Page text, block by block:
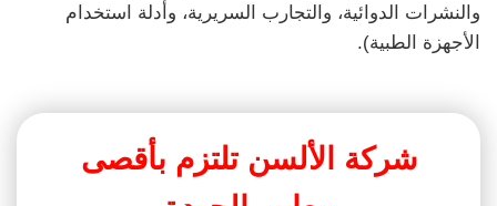
والنشرات الدوائية، والتجارب السريرية، وأدلة استخدام
الأجهزة الطبية).
شركة الألسن تلتزم بأقصى